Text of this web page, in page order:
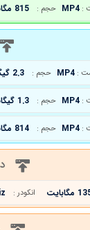
:
MP4 حجم : 815 مگابایت
:
MP4 حجم : 2.3 گیگابایت
:
MP4 حجم : 1.3 گیگابایت
:
MP4 حجم : 814 مگابایت
مگابایت انکودر :